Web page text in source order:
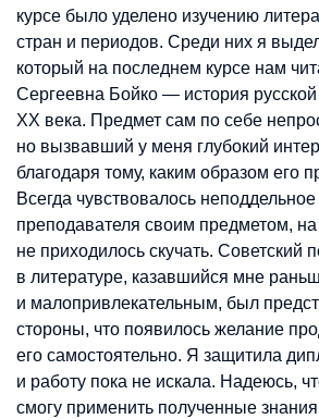
курсе было уделено изучению
стран и периодов. Среди них я
который на последнем курсе нам
Сергеевна Бойко — история
XX века. Предмет сам по себе
но вызвавший у меня глубокий
благодаря тому, каким образом его
Всегда чувствовалось
преподавателя своим предметом, на
не приходилось скучать. Советский
в литературе, казавшийся мне
и малопривлекательным, был
стороны, что появилось желание
его самостоятельно. Я защитила
и работу пока не искала. Надеюсь,
смогу применить полученные